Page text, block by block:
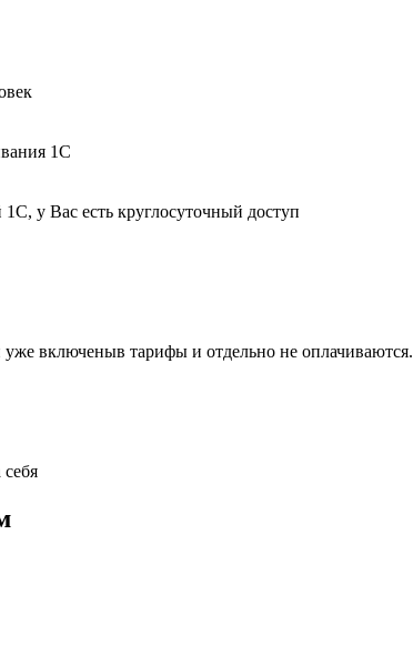
1С
у Вас есть круглосуточный доступ
уже включеныв тарифы и отдельно не оплачиваются.